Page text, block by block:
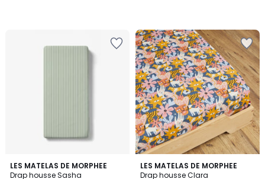
LES MATELAS DE MORPHEE
Drap housse Sasha
LES MATELAS DE MORPHEE
Drap housse Clara